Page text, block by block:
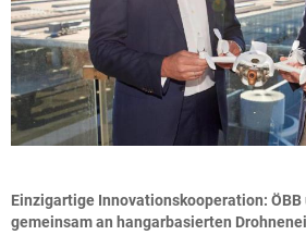
Einzigartige Innovationskooperation:
gemeinsam an hangarbasierten